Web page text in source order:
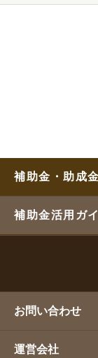
補助金・助成
補助金活用ガ
お問い合わせ
運営会社